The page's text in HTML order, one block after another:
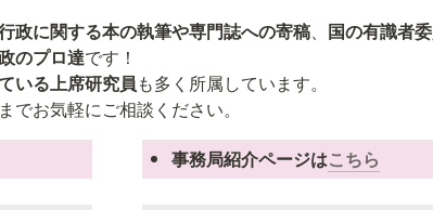
政に関する本の執筆や専門誌への寄稿、 国の有識者
のプロ達です！
いる上席研究員も多く所属しています。
でお気軽にご相談ください。
事務局紹介ページはこちら